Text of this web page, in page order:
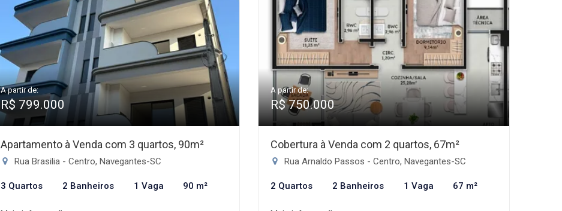
A partir de:
R$ 799.000
Apartamento à Venda com 3 quartos, 90m²
Rua Brasilia - Centro, Navegantes-SC
3 Quartos 2 Banheiros 1 Vaga 90 m²
A partir de:
R$ 750.000
Cobertura à Venda com 2 quartos, 67m²
Rua Arnaldo Passos - Centro, Navegantes-SC
2 Quartos 2 Banheiros 1 Vaga 67 m²